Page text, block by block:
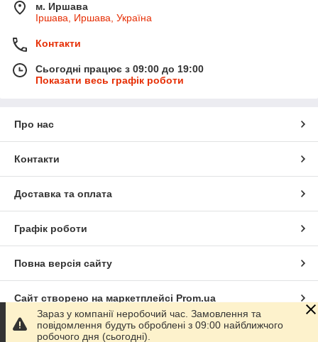
м. Иршава
Іршава, Иршава, Україна
Контакти
Сьогодні працює з 09:00 до 19:00
Показати весь графік роботи
Про нас
Контакти
Доставка та оплата
Графік роботи
Повна версія сайту
Сайт створено на маркетплейсі Prom.ua
Політика конфіденційності
Зараз у компанії неробочий час. Замовлення та
повідомлення будуть оброблені з 09:00 найближчого
робочого дня (сьогодні).